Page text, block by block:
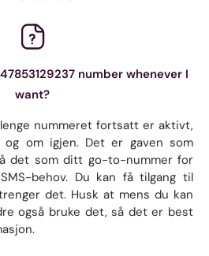
number whenever I
want?
nummeret fortsatt er aktivt,
om igjen. Det er gaven som
det som ditt go-to-nummer for
behov. Du kan få tilgang til
det. Husk at mens du kan
også bruke det, så det er best